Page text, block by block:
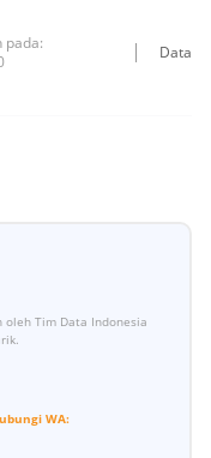
pada:
Data
Tim Data Indonesia
WA: